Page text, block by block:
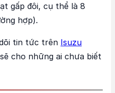
gấp đôi, cụ thể là 8
hợp).
tin tức trên Isuzu
cho những ai chưa biết